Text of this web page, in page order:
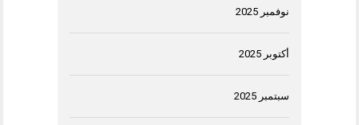
نوفمبر 2025
أكتوبر 2025
سبتمبر 2025